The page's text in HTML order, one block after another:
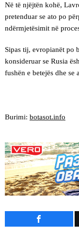
Në të njëjtën kohë,
pretenduar se ato po
ndërmjetësimit në
Sipas tij, evropianët po
konsideruar se Rusia
fushën e betejës dhe se
Burimi: botasot.info